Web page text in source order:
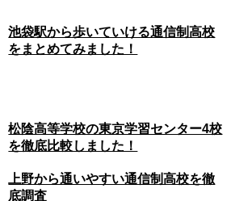
池袋駅から歩いていける通信制高校
をまとめてみました！
松陰高等学校の東京学習センター4校
を徹底比較しました！
上野から通いやすい通信制高校を徹
底調査